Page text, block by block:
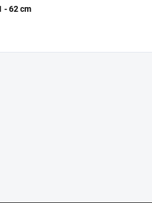
- 62 cm